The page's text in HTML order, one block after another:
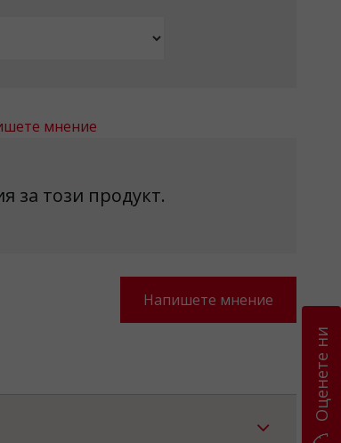
мнение
за този продукт.
Напишете мнение
Оценете ни